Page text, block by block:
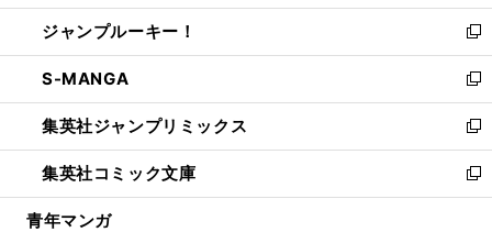
開
く
ウ
で
開
く
ン
ド
ウ
で
開
く
ウ
ィ
ン
ド
ウ
で
開
く
し
い
ウ
ィ
ン
ド
ウ
で
開
ジャンプルーキー！
新
し
い
ウ
ィ
ン
ド
ウ
S-MANGA
新
し
い
ウ
ィ
ン
集英社ジャンプリミックス
新
し
い
ウ
集英社コミック文庫
新
し
青年マンガ